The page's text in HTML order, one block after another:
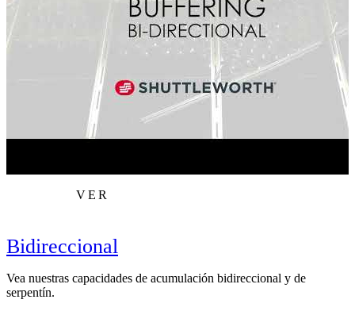
VER
Bidireccional
Vea nuestras capacidades de acumulación bidireccional y de
serpentín.